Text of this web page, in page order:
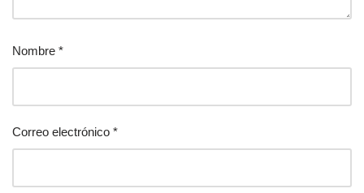
Nombre *
Correo electrónico *